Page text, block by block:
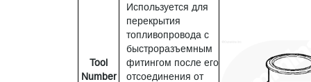
Tool
Number
Используется для
перекрытия
топливопровода с
быстроразъемным
фитингом после его
отсоединения от